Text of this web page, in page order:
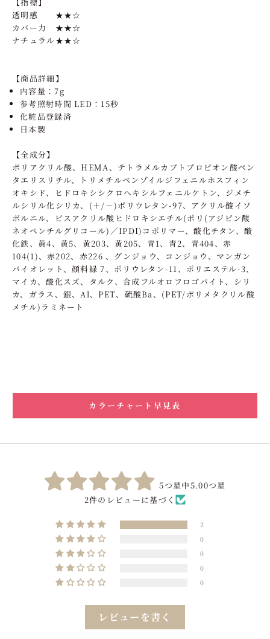
透明感 ★★☆
カバー力 ★★☆
ナチュラル★★☆
【商品詳細】
内容量：7g
参考照射時間LED：15秒
化粧品登録済
日本製
【全成分】
ポリアクリル酸、HEMA、テトラメルカプトプロピオン酸ペン
タエリスリチル、トリメチルベンゾイルジフェニルホスフィン
オキシド、ヒドロキシシクロヘキシルフェニルケトン、ジメチ
ルシリル化シリカ、(＋/－)ポリウレタン-97、アクリル酸イソ
ボルニル、ビスアクリル酸ヒドロキシエチル(ポリ(アジピン酸
ネオペンチルグリコール)／IPDI)コポリマー、酸化チタン、酸
化鉄、黄4、黄5、黄203、黄205、青1、青2、青404、赤
104(1)、赤202、赤226 、グンジョウ、コンジョウ、マンガン
バイオレット、顔料緑 7、ポリウレタン-11、ポリエステル-3、
マイカ、酸化スズ、タルク、合成フルオロフロゴパイト、シリ
カ、ガラス、銀、Al、PET、硫酸Ba、(PET/ポリメタクリル酸
メチル)ラミネート
カラーチャート早見表
5つ星中5.00つ星
2件のレビューに基づく
2
0
0
0
0
レビューを書く